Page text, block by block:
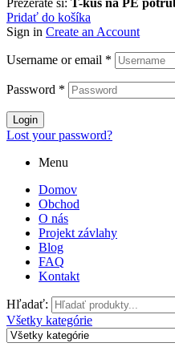
Prezeráte si: T-kus na PE
Pridať do košíka
Sign in Create an Account
Username or email *
Password *
Login
Lost your password?
Menu
Domov
Obchod
O nás
Projekt závlahy
Blog
FAQ
Kontakt
Hľadať:
Všetky kategórie